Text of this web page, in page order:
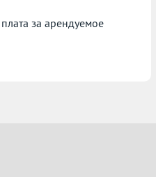
за арендуемое